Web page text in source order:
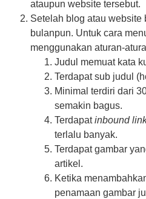
ataupun website tersebut.
Setelah blog atau website
bulanpun. Untuk cara
menggunakan aturan-
Judul memuat kata
Terdapat sub judul
Minimal terdiri dari
semakin bagus.
Terdapatinbound
terlalu banyak.
Terdapat gambar
artikel.
Ketika
penamaan gambar